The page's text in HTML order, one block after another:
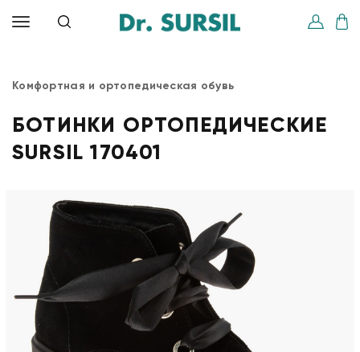
Комфортная и ортопедическая обувь
БОТИНКИ ОРТОПЕДИЧЕСКИЕ
SURSIL 170401